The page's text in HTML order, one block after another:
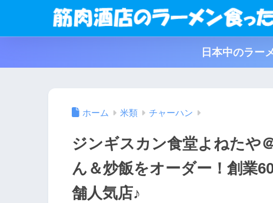
日本中のラー
ホーム 米類 チャーハン
ジンギスカン食堂よねたや
ん＆炒飯をオーダー！創業
舗人気店♪